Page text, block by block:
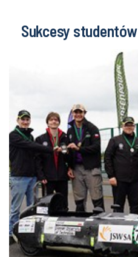
Sukcesy studentów